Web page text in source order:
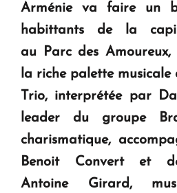
en Arménie
Le premier hôtel Hyatt
ouvrira ses portes à Dilijan
Arménie va faire un
habittants de la
au Parc des
la riche palette musicale
Trio,interprétée par
leader du groupe
charismatique,
Benoit Convert et de
Antoine Girard,